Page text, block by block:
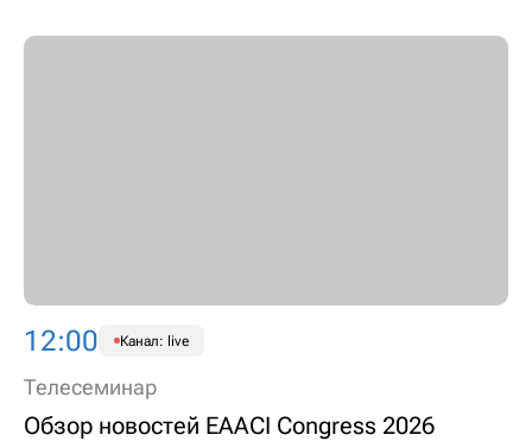
12:00 Канал: live
Телесеминар
Обзор новостей EAACI Congress 2026